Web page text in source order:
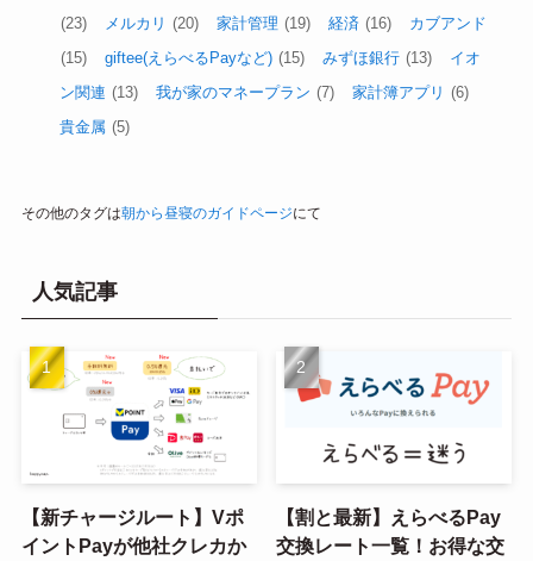
(23)
メルカリ (20) 家計管理 (19) 経済 (16)
カブアンド
(15)
giftee(えらべるPayなど) (15) みずほ銀行 (13)
イオ
ン関連 (13) 我が家のマネープラン (7) 家計簿アプリ (6)
貴金属 (5)
その他のタグは朝から昼寝のガイドページにて
人気記事
【新チャージルート】Vポ
イントPayが他社クレカか
【割と最新】えらべるPay
交換レート一覧！お得な交